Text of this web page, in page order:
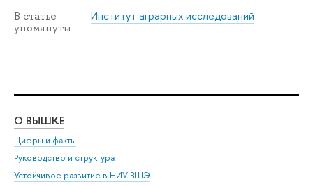
В статье
упомянуты
Институт аграрных исследований
О ВЫШКЕ
Цифры и факты
Руководство и структура
Устойчивое развитие в НИУ ВШЭ